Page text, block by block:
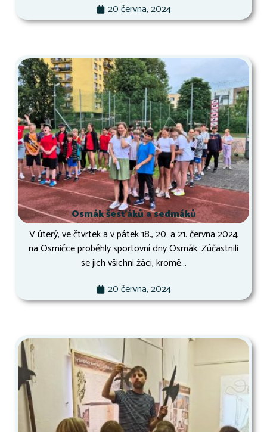
20 června, 2024
Osmák šesťáků a sedmáků
V úterý, ve čtvrtek a v pátek 18., 20. a 21. června 2024
na Osmičce proběhly sportovní dny Osmák. Zúčastnili
se jich všichni žáci, kromě...
20 června, 2024